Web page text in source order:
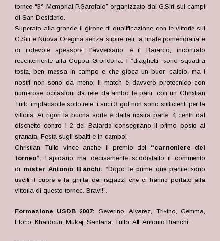
torneo “3° Memorial P.Garofalo” organizzato dal G.Siri sui campi
di San Desiderio.
Superato alla grande il girone di qualificazione con le vittorie sul
G.Siri e Nuova Oregina senza subire reti, la finale pomeridiana è
di notevole spessore: l’avversario è il Baiardo, incontrato
recentemente alla Coppa Grondona. I “draghetti” sono squadra
tosta, ben messa in campo e che gioca un buon calcio, ma i
nostri non sono da meno: il match è davvero pirotecnico con
numerose occasioni da rete da ambo le parti, con un Christian
Tullo implacabile sotto rete: i suoi 3 gol non sono sufficienti per la
vittoria. Ai rigori la buona sorte è dalla nostra parte: 4 centri dal
dischetto contro i 2 del Baiardo consegnano il primo posto ai
granata. Festa sugli spalti e in campo!
Christian Tullo vince anche il premio del “cannoniere del
torneo”.Lapidario ma decisamente soddisfatto il commento
di mister Antonio Bianchi: “Dopo le prime due partite sono
usciti il cuore e la grinta dei ragazzi che ci hanno portato alla
vittoria di questo torneo. Bravi!”.
Formazione USDB 2007: Severino, Alvarez, Trivino, Gemma,
Florio, Khaldoun, Mukaj, Santana, Tullo. All. Antonio Bianchi.